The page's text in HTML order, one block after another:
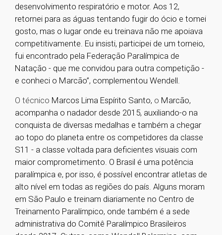
desenvolvimento respiratório e motor. Aos 12,
retornei para as águas tentando fugir do ócio e tomei
gosto, mas o lugar onde eu treinava não me apoiava
competitivamente. Eu insisti, participei de um torneio,
fui encontrado pela Federação Paralímpica de
Natação - que me convidou para outra competição -
e conheci o Marcão”, complementou Wendell.
O técnico Marcos Lima Espírito Santo, o Marcão,
acompanha o nadador desde 2015, auxiliando-o na
conquista de diversas medalhas e também a chegar
ao topo do planeta entre os competidores da classe
S11 - a classe voltada para deficientes visuais com
maior comprometimento. O Brasil é uma potência
paralímpica e, por isso, é possível encontrar atletas de
alto nível em todas as regiões do país. Alguns moram
em São Paulo e treinam diariamente no Centro de
Treinamento Paralímpico, onde também é a sede
administrativa do Comitê Paralímpico Brasileiros